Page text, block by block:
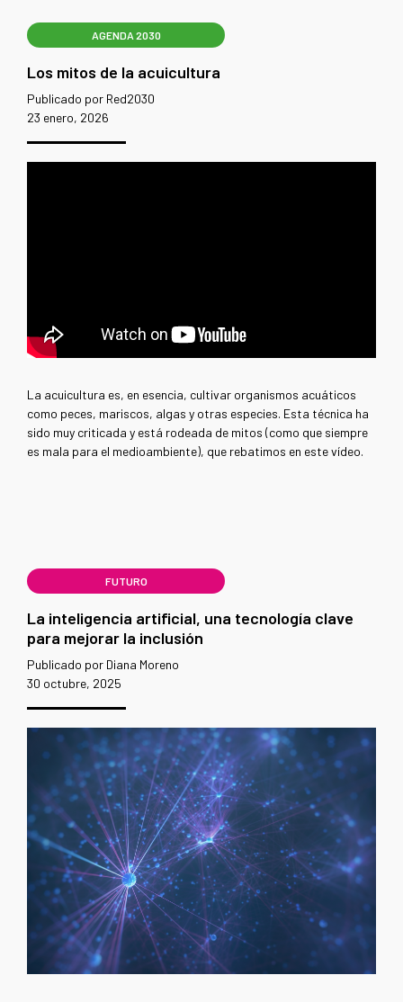
AGENDA 2030
Los mitos de la acuicultura
Publicado por Red2030
23 enero, 2026
La acuicultura es, en esencia, cultivar organismos acuáticos
como peces, mariscos, algas y otras especies. Esta técnica ha
sido muy criticada y está rodeada de mitos (como que siempre
es mala para el medioambiente), que rebatimos en este vídeo.
FUTURO
La inteligencia artificial, una tecnología clave
para mejorar la inclusión
Publicado por Diana Moreno
30 octubre, 2025